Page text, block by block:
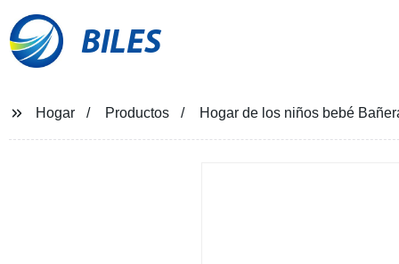
BILES
Hogar Productos Hogar de los niños bebé